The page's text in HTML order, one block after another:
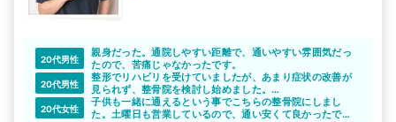
20代男性
親身だった。通院しやすい距離で、通いやすい雰囲気だっ
たので、苦痛じゃなかったです。
20代男性
整形でリハビリを受けていましたが、あまり症状の改善が
見られず、整骨院を検討し始めました。
こちらのサイトで紹介いただいて、交通事故への理解もあ
る先生で、色々相談することができて助かりました。お世
20代女性
子供も一緒に通えるという事でこちらの整骨院にしまし
た。土曜日も営業しているので、通い安くて良かったで